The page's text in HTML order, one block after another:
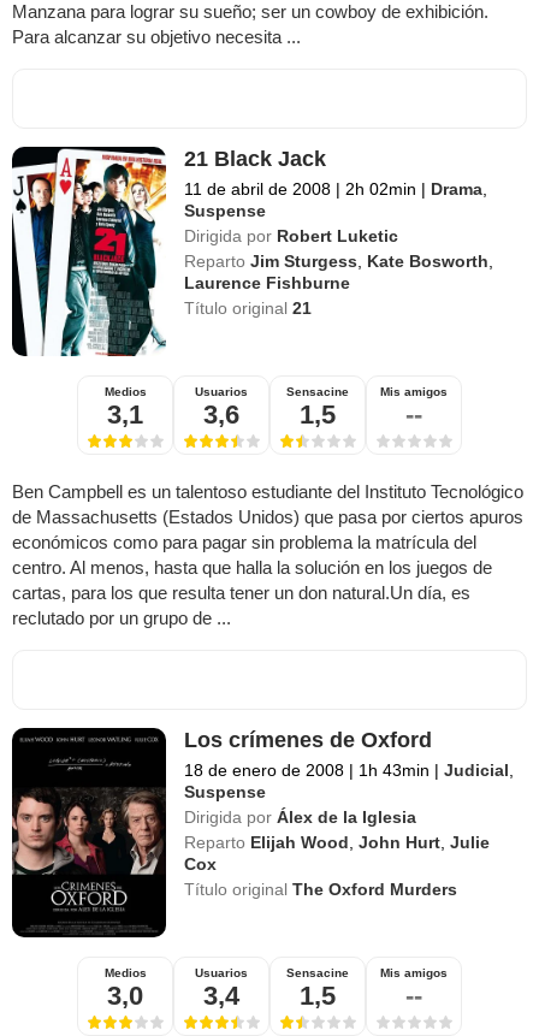
Manzana para lograr su sueño; ser un cowboy de exhibición.
Para alcanzar su objetivo necesita ...
21 Black Jack
11 de abril de 2008 | 2h 02min | Drama,
Suspense
Dirigida por Robert Luketic
Reparto Jim Sturgess, Kate Bosworth,
Laurence Fishburne
Título original21
Medios
3,1
Usuarios
3,6
Sensacine
1,5
Mis amigos
--
Ben Campbell es un talentoso estudiante del Instituto Tecnológico
de Massachusetts (Estados Unidos) que pasa por ciertos apuros
económicos como para pagar sin problema la matrícula del
centro. Al menos, hasta que halla la solución en los juegos de
cartas, para los que resulta tener un don natural.Un día, es
reclutado por un grupo de ...
Los crímenes de Oxford
18 de enero de 2008 | 1h 43min | Judicial,
Suspense
Dirigida por Álex de la Iglesia
Reparto Elijah Wood,John Hurt,Julie
Cox
Título originalThe Oxford Murders
Medios
3,0
Usuarios
3,4
Sensacine
1,5
Mis amigos
--